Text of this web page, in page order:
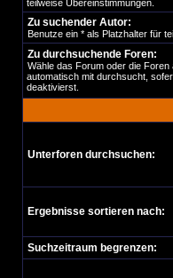
teilweise Übereinstimmungen.
Zu suchender Autor:
Benutze ein * als Platzhalter für
Zu durchsuchende Foren:
Wähle das Forum oder die
automatisch mit durchsucht,
deaktivierst.
Unterforen durchsuchen:
Ergebnisse sortieren nach:
Suchzeitraum begrenzen: